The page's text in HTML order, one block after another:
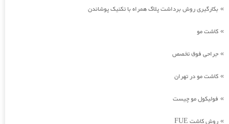
» بکارگیری روش برداشت پلاگ همراه با تکنیک پوشاندن
» کاشت مو
» جراحی فوق تخصص
» کاشت مو در تهران
» فولیکول مو چیست
» روش کاشت FUE